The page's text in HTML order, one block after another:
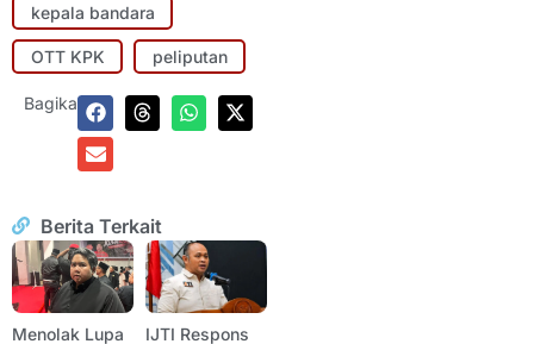
kepala bandara
OTT KPK peliputan
Bagikan:
Berita Terkait
Menolak Lupa
IJTI Respons